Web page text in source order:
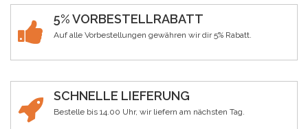
5% VORBESTELLRABATT
Auf alle Vorbestellungen gewähren wir dir 5% Rabatt.
SCHNELLE LIEFERUNG
Bestelle bis 14.00 Uhr, wir liefern am nächsten Tag.